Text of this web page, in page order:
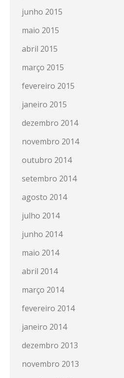
junho 2015
maio 2015
abril 2015
março 2015
fevereiro 2015
janeiro 2015
dezembro 2014
novembro 2014
outubro 2014
setembro 2014
agosto 2014
julho 2014
junho 2014
maio 2014
abril 2014
março 2014
fevereiro 2014
janeiro 2014
dezembro 2013
novembro 2013